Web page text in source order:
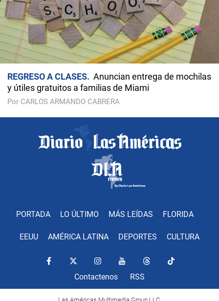
REGRESO A CLASES
Anuncian entrega de mochilas
y útiles gratuitos a familias de Miami
Por CARLOS ARMANDO CABRERA
PORTADA LO ÚLTIMO MÁS LEÍDAS FLORIDA
EEUU AMÉRICA LATINA DEPORTES CULTURA
Contactenos RSS